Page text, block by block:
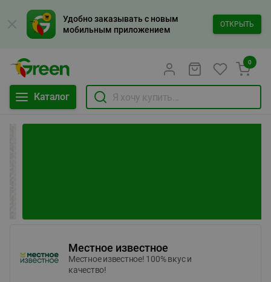
Удобно заказывать с новым
мобильным приложением
ОТКРЫТЬ
Каталог
0
Местное известное
Местное известное! 100% вкус и
качество!